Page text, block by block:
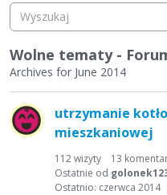
e
m
e
n
Kategorie
Dyskusje
Aktywność
Wolne tematy -
Archives for June 2014
i
s
utrzymanie
mieszkaniowej
112wizyty 13
Ostatnie od
Ostatnio: czerwca 2014